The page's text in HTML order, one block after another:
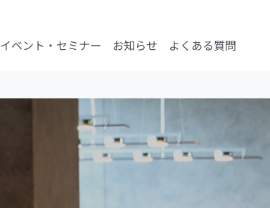
イベント・セミナー お知らせ よくある質問